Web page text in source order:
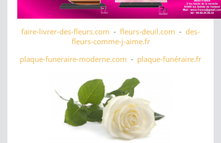
faire-livrer-des-fleurs.com - fleurs-deuil.com - des-
fleurs-comme-j-aime.fr
plaque-funeraire-moderne.com - plaque-funéraire.fr